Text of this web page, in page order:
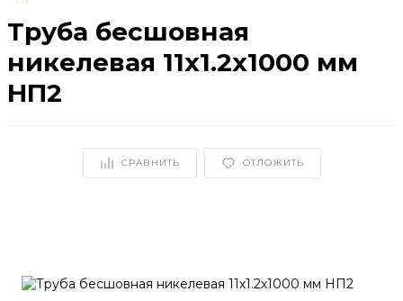
Труба бесшовная
никелевая 11х1.2х1000 мм
НП2
СРАВНИТЬ ОТЛОЖИТЬ